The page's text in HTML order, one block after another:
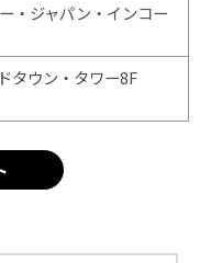
・ジャパン・インコー
タウン・タワー8F